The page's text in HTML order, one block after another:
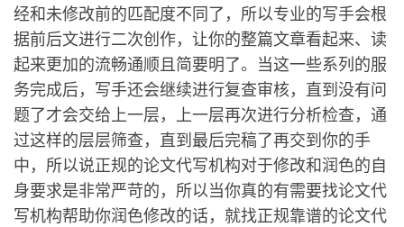
经和未修改前的匹配度不同了，所以专业的写手会根
据前后文进行二次创作，让你的整篇文章看起来、读
起来更加的流畅通顺且简要明了。当这一些系列的服
务完成后，写手还会继续进行复查审核，直到没有问
题了才会交给上一层，上一层再次进行分析检查，通
过这样的层层筛查，直到最后完稿了再交到你的手
中，所以说正规的论文代写机构对于修改和润色的自
身要求是非常严苛的，所以当你真的有需要找论文代
写机构帮助你润色修改的话，就找正规靠谱的论文代